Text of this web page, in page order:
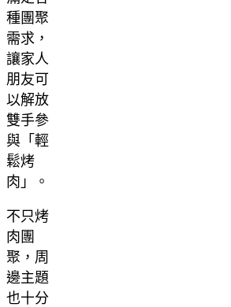
種團聚
需求，
讓家人
朋友可
以解放
雙手參
與「輕
鬆烤
肉」。
不只烤
肉團
聚，周
邊主題
也十分